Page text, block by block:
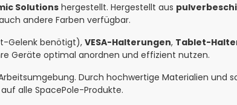
Solutions hergestellt. Hergestellt aus
andere Farben verfügbar.
Gelenk benötigt), VESA-Halterungen, Tablet-
Geräte optimal anordnen und effizient nutzen.
Durch hochwertige Materialien und
auf alle SpacePole-Produkte.